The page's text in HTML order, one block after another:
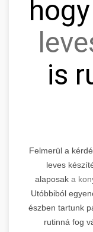
hogy
is
Felmerül a
leves
alaposak a
Utóbbiból
észben tartunk
rutinná fog